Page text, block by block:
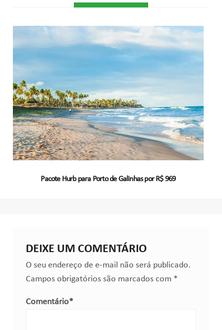
Pacote Hurb para Porto de Galinhas por R$ 969
DEIXE UM COMENTÁRIO
O seu endereço de e-mail não será publicado.
Campos obrigatórios são marcados com *
Comentário*